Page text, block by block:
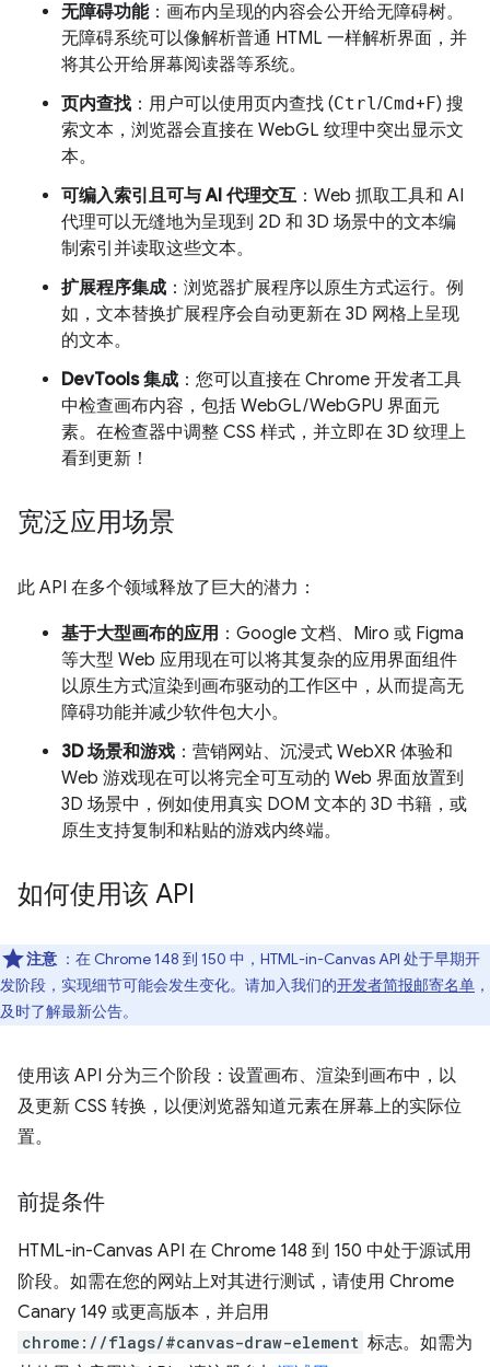
无障碍功能：画布内呈现的内容会公开给无障碍树。
无障碍系统可以像解析普通 HTML 一样解析界面，并
将其公开给屏幕阅读器等系统。
页内查找 ：用户可以使用页内查找 (Ctrl/Cmd+F) 搜
索文本，浏览器会直接在 WebGL 纹理中突出显示文
本。
可编入索引且可与 AI 代理交互 ：Web 抓取工具和 AI
代理可以无缝地为呈现到 2D 和 3D 场景中的文本编
制索引并读取这些文本。
扩展程序集成 ：浏览器扩展程序以原生方式运行。例
如，文本替换扩展程序会自动更新在 3D 网格上呈现
的文本。
DevTools 集成 ：您可以直接在 Chrome 开发者工具
中检查画布内容，包括 WebGL/WebGPU 界面元
素。在检查器中调整 CSS 样式，并立即在 3D 纹理上
看到更新！
宽泛应用场景
此 API 在多个领域释放了巨大的潜力：
基于大型画布的应用 ：Google 文档、Miro 或 Figma
等大型 Web 应用现在可以将其复杂的应用界面组件
以原生方式渲染到画布驱动的工作区中，从而提高无
障碍功能并减少软件包大小。
3D 场景和游戏 ：营销网站、沉浸式 WebXR 体验和
Web 游戏现在可以将完全可互动的 Web 界面放置到
3D 场景中，例如使用真实 DOM 文本的 3D 书籍，或
原生支持复制和粘贴的游戏内终端。
如何使用该 API
注意 ：在 Chrome 148 到 150 中，HTML-in-Canvas API 处于早期开
发阶段，实现细节可能会发生变化。请加入我们的开发者简报邮寄名单 ，
及时了解最新公告。
使用该 API 分为三个阶段：设置画布、渲染到画布中，以
及更新 CSS 转换，以便浏览器知道元素在屏幕上的实际位
置。
前提条件
HTML-in-Canvas API 在 Chrome 148 到 150 中处于源试用
阶段。如需在您的网站上对其进行测试，请使用 Chrome
Canary 149 或更高版本，并启用
chrome://flags/#canvas-draw-element 标志。如需为